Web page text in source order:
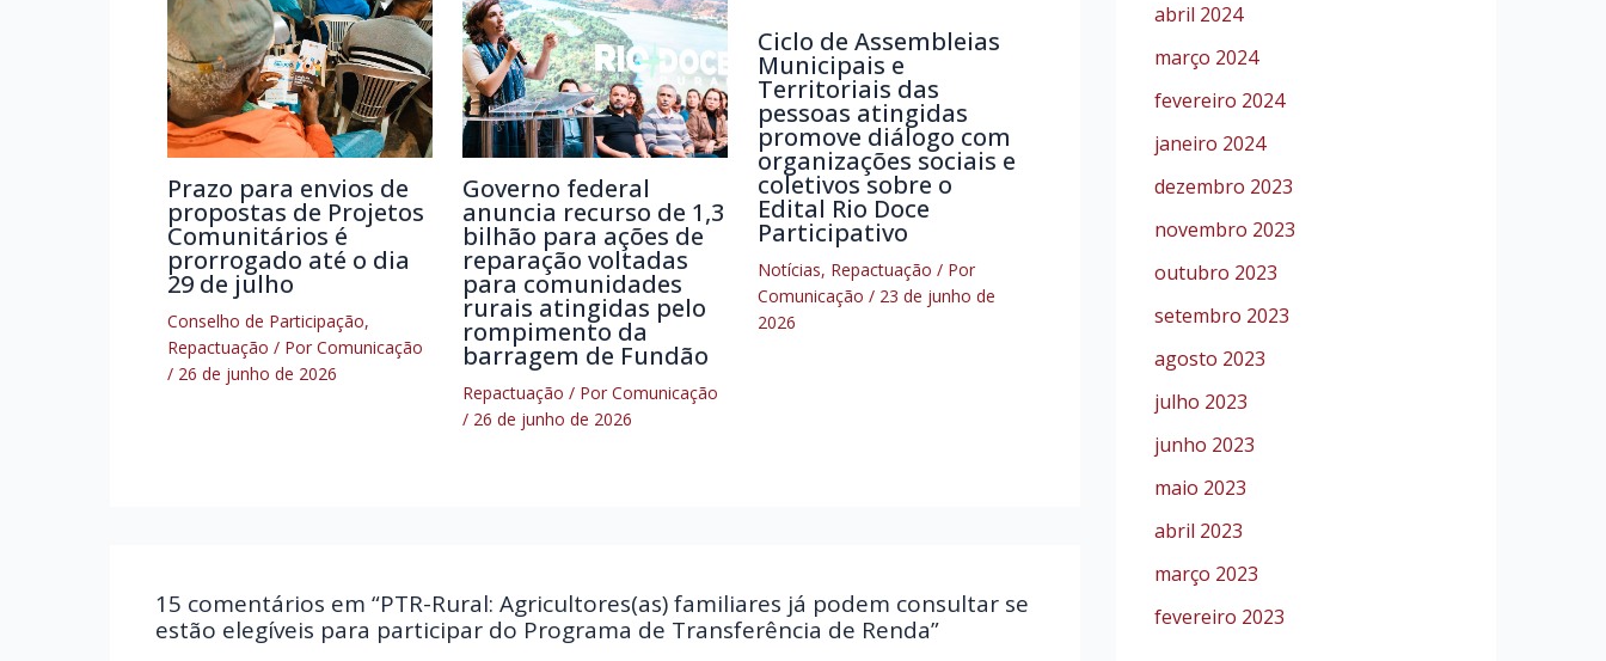
Prazo para envios de
propostas de Projetos
Comunitários é
prorrogado até o dia
29 de julho
Conselho de Participação,
Repactuação / Por Comunicação
/ 26 de junho de 2026
Governo federal
anuncia recurso de 1,3
bilhão para ações de
reparação voltadas
para comunidades
rurais atingidas pelo
rompimento da
barragem de Fundão
Repactuação / Por Comunicação
/ 26 de junho de 2026
Ciclo de Assembleias
Municipais e
Territoriais das
pessoas atingidas
promove diálogo com
organizações sociais e
coletivos sobre o
Edital Rio Doce
Participativo
Notícias, Repactuação / Por
Comunicação / 23 de junho de
2026
15 comentários em “PTR-Rural: Agricultores(as) familiares já podem consultar se
estão elegíveis para participar do Programa de Transferência de Renda”
abril 2024
março 2024
fevereiro 2024
janeiro 2024
dezembro 2023
novembro 2023
outubro 2023
setembro 2023
agosto 2023
julho 2023
junho 2023
maio 2023
abril 2023
março 2023
fevereiro 2023